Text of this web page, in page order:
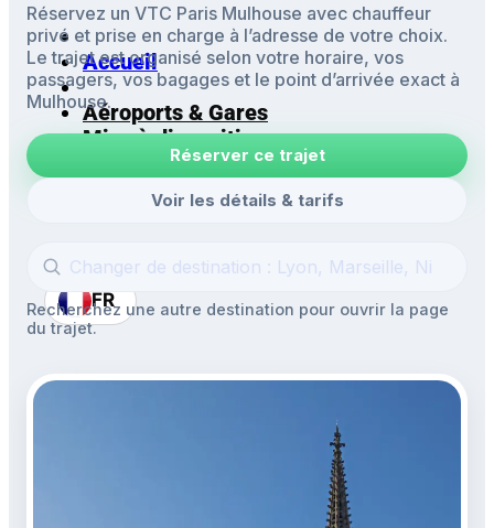
Accueil
Aéroports & Gares
Mise à disposition
Navettes
Excursions
FR
Réservez un VTC Paris Mulhouse avec chauffeur
privé et prise en charge à l’adresse de votre choix.
Le trajet est organisé selon votre horaire, vos
passagers, vos bagages et le point d’arrivée exact à
Mulhouse.
Réserver ce trajet
Voir les détails & tarifs
Recherchez une autre destination pour ouvrir la page
du trajet.